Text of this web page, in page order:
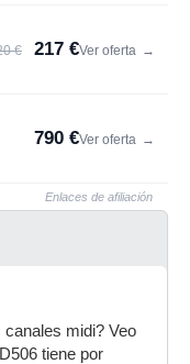
€ 217 €Ver oferta →
790 €Ver oferta →
Enlaces de afiliación
midi? Veo
tiene por